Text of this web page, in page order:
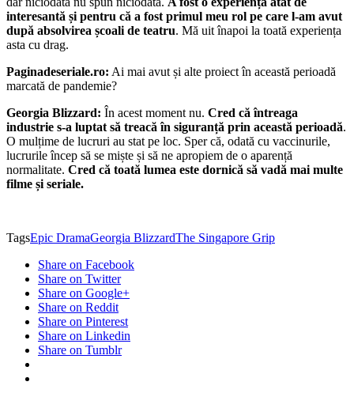
interesantă și pentru că a fost primul meu rol pe care l-am avut
după absolvirea școali de teatru. Mă uit înapoi la toată experiența
asta cu drag.
Paginadeseriale.ro: Ai mai avut și alte proiect în această perioadă
marcată de pandemie?
Georgia Blizzard: În acest moment nu. Cred că întreaga
industrie s-a luptat să treacă în siguranță prin această perioadă.
O mulțime de lucruri au stat pe loc. Sper că, odată cu vaccinurile,
lucrurile încep să se miște și să ne apropiem de o aparență
normalitate. Cred că toată lumea este dornică să vadă mai multe
filme și seriale.
TagsEpic DramaGeorgia BlizzardThe Singapore Grip
Share on Facebook
Share on Twitter
Share on Google+
Share on Reddit
Share on Pinterest
Share on Linkedin
Share on Tumblr